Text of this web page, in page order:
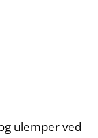
ulemper ved